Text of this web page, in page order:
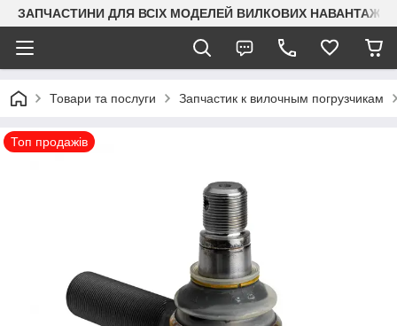
ЗАПЧАСТИНИ ДЛЯ ВСІХ МОДЕЛЕЙ ВИЛКОВИХ
Товари та послуги Запчастик к вилочным погрузчикам
Топ продажів